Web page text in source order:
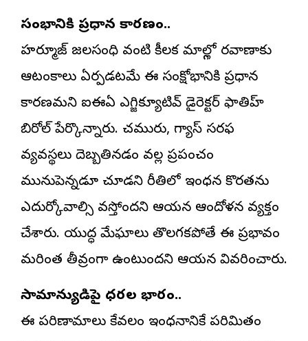
సంక్షోభానికి ప్రధాన కారణం..
హర్మూజ్ జలసంధి వంటి కీలక మార్గాల్లో రవాణాకు
ఆటంకాలు ఏర్పడటమే ఈ సంక్షోభానికి ప్రధాన
కారణమని ఐఈఏ ఎగ్జిక్యూటివ్ డైరెక్టర్ ఫాతిహ్
బిరోల్ పేర్కొన్నారు. చమురు, గ్యాస్ సరఫరా
వ్యవస్థలు దెబ్బతినడం వల్ల ప్రపంచం
మునుపెన్నడూ చూడని రీతిలో ఇంధన కొరతను
ఎదుర్కోవాల్సి వస్తోందని ఆయన ఆందోళన వ్యక్తం
చేశారు. యుద్ధ మేఘాలు తొలగకపోతే ఈ ప్రభావం
మరింత తీవ్రంగా ఉంటుందని ఆయన వివరించారు.
సామాన్యుడిపై ధరల భారం..
ఈ పరిణామాలు కేవలం ఇంధనానికే పరిమితం